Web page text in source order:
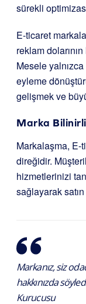
sürekli
E-ticaret
reklam
Mesele
eyleme
gelişmek ve
Marka
Markalaşma, E-
direğidir.
hizmetlerinizi
sağlayarak
Markanız, siz
hakkınızda
Kurucusu